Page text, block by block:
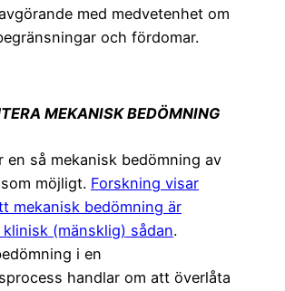
med medvetenhet om
och fördomar.
MEKANISK BEDÖMNING
en så mekanisk bedömning av
möjligt. Forskning visar
mekanisk bedömning är
(mänsklig) sådan.
i en
handlar om att överlåta